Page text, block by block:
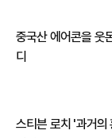
중국산 에어콘을 웃
디
스티븐 로치 '과거